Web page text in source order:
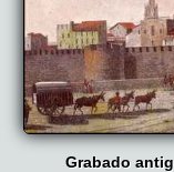
Grabado